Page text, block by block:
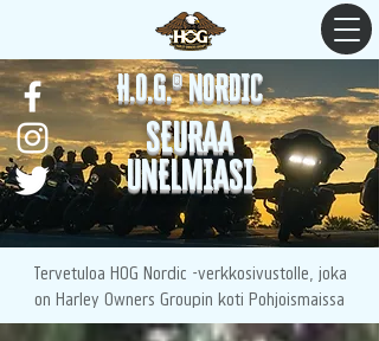
H.O.G.® NORDIC
SEURAA
UNELMIASI
Tervetuloa HOG Nordic -verkkosivustolle, joka
on Harley Owners Groupin koti Pohjoismaissa